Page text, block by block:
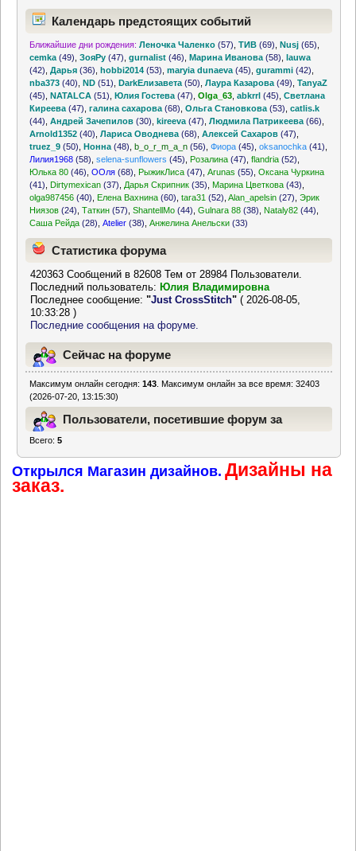
Календарь предстоящих событий
Ближайшие дни рождения: Леночка Чаленко (57) ,ТИВ (69) ,Nusj (65)
cemka (49) ,ЗояРу (47) ,gurnalist (46) ,Марина Иванова (58) ,lauwa
(42) ,Дарья (36) ,hobbi2014 (53) ,maryia dunaeva (45) ,gurammi (42)
nba373 (40) ,ND (51) ,DarkЕлизавета (50) ,Лаура Казарова (49) ,TanyaZ
(45) ,NATALCA (51) ,Юлия Гостева (47) ,Olga_63 ,abkrrl (45) ,Светлана
Киреева (47) ,галина сахарова (68) ,Ольга Становкова (53) ,catlis.k
(44) ,Андрей Зачепилов (30) ,kireeva (47) ,Людмила Патрикеева (66)
Arnold1352 (40) ,Лариса Оводнева (68) ,Алексей Сахаров (47)
truez_9 (50) ,Нонна (48) ,b_o_r_m_a_n (56) ,Фиора (45) ,oksanochka (41)
Лилия1968 (58) ,selena-sunflowers (45) Розалина (47) ,flandria (52)
Юлька 80 (46) ,ООля (68) РыжикЛиса (47) ,Arunas (55) ,Оксана Чуркина
(41)
Dirtymexican (37) Дарья Скрипник (35) Марина Цветкова (43)
olga987456 (40) Елена Вахнина (60) ,tara31 (52) ,Alan_apelsin (27) ,Эрик
Ниязов (24) ,Таткин (57) ,ShantellMo (44) ,Gulnara 88 (38) Nataly82 (44)
Саша Рейда (28) ,Atelier (38) ,Анжелина Анельски (33)
Статистика форума
420363 Сообщений в 82608 Тем от 28984 Пользователи.
Последний пользователь: Юлия Владимировна
Последнее сообщение:"Just CrossStitch" ( 2026-08-05,
10:33:28 )
Последние сообщения на форуме.
Сейчас на форуме
Максимум онлайн сегодня:143 . Максимум онлайн за все время: 32403
(2026-07-20, 13:15:30)
Пользователи, посетившие форум за
Всего:5
Открылся Магазин дизайнов. Дизайны на
заказ.